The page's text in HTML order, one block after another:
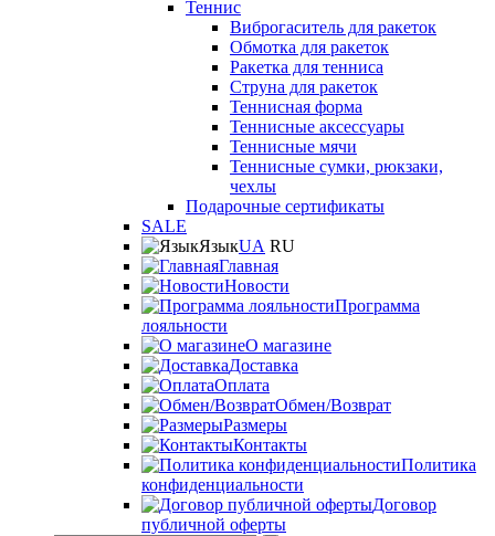
Теннис
Виброгаситель для ракеток
Обмотка для ракеток
Ракетка для тенниса
Струна для ракеток
Теннисная форма
Теннисные аксессуары
Теннисные мячи
Теннисные сумки, рюкзаки,
чехлы
Подарочные сертификаты
SALE
ЯзыкUA RU
Главная
Новости
Программа
лояльности
О магазине
Доставка
Оплата
Обмен/Возврат
Размеры
Контакты
Политика
конфиденциальности
Договор
публичной оферты